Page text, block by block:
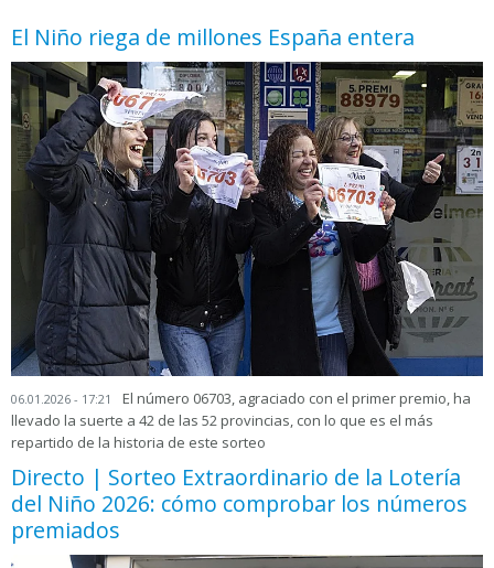
El Niño riega de millones España entera
06.01.2026 - 17:21
El número 06703, agraciado con el primer premio, ha
llevado la suerte a 42 de las 52 provincias, con lo que es el más
repartido de la historia de este sorteo
Directo | Sorteo Extraordinario de la Lotería
del Niño 2026: cómo comprobar los números
premiados